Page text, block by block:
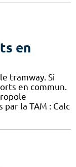
en
tramway. Si
en commun.
la TAM : Calc